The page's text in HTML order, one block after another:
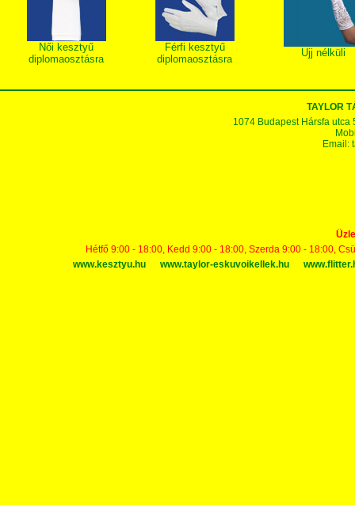
Női kesztyű
diplomaosztásra
Férfi kesztyű
diplomaosztásra
Ujj nélküli
TAYLOR
1074 Budapest Hársfa utca
Email:
Hétfő 9:00 - 18:00, Kedd 9:00 - 18:00, Szerda 9:00 - 18:00,
www.kesztyu.hu
www.taylor-eskuvoikellek.hu